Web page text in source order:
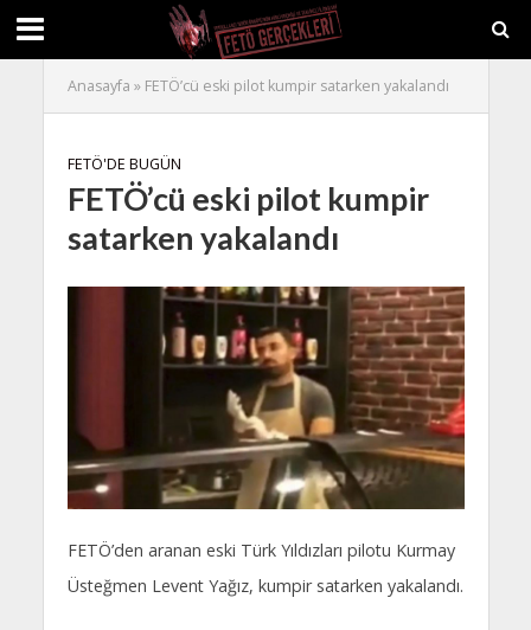
Anasayfa » FETÖ’cü eski pilot kumpir satarken yakalandı
FETÖ'DE BUGÜN
FETÖ’cü eski pilot kumpir
satarken yakalandı
FETÖ’den aranan eski Türk Yıldızları pilotu Kurmay
Üsteğmen Levent Yağız, kumpir satarken yakalandı.